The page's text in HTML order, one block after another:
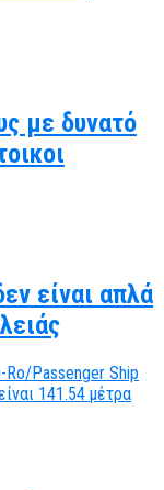
με δυνατό
είναι απλά